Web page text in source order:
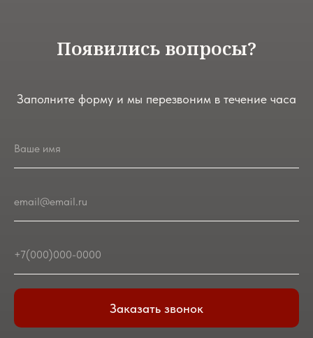
Появились вопросы?
Заполните форму и мы перезвоним в течение часа
Ваше имя
email@email.ru
+7(000)000-0000
Заказать звонок